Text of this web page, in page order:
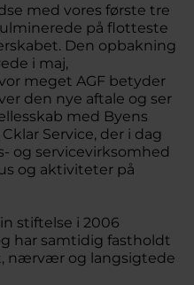
med vores første tre
på flotteste
Den opbakning
i maj,
meget AGF betyder
den nye aftale og ser
med Byens
Service, der i dag
og servicevirksomhed
og aktiviteter på
stiftelse i 2006
har samtidig fastholdt
nærvær og langsigtede